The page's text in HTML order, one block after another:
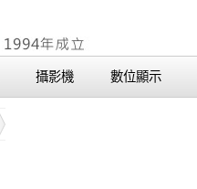
攝影機 數位顯示